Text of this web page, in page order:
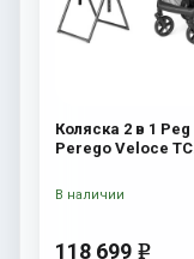
Коляска 2 в 1 Peg
Perego Veloce TC
118 699 e
В наличии